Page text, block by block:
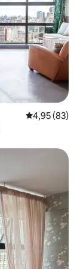
Prosječna
4,95 (83)